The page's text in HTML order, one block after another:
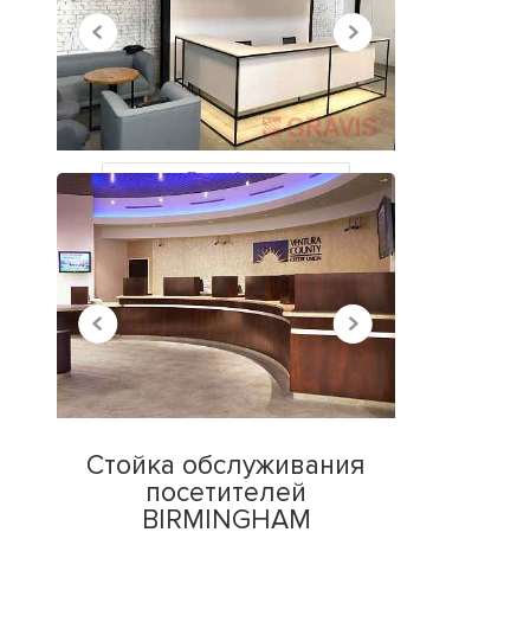
Все работы
НЕДАВНО
ПРОСМОТРЕННЫЕ
Стойка обслуживания
посетителей
BIRMINGHAM